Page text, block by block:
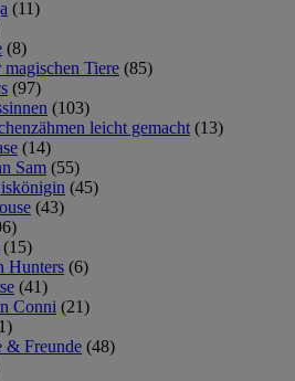
(11)
(8)
Tiere (85)
(97)
(103)
leicht gemacht (13)
(14)
Sam (55)
(45)
(43)
(15)
Hunters (6)
(41)
Conni (21)
& Freunde (48)